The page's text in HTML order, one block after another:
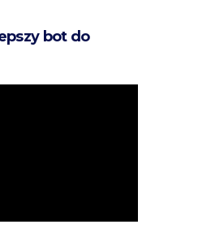
bot do